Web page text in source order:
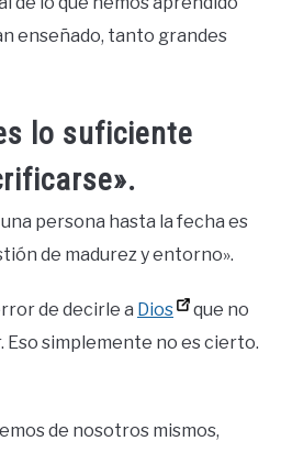
enseñado, tanto grandes
lo suficiente
persona hasta la fecha es
de madurez y entorno».
de decirle a Dios
que no
Eso simplemente no es cierto.
de nosotros mismos,